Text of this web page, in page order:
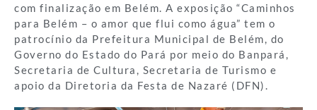
com finalização em Belém. A exposição “Caminhos
para Belém – o amor que flui como água” tem o
patrocínio da Prefeitura Municipal de Belém, do
Governo do Estado do Pará por meio do Banpará,
Secretaria de Cultura, Secretaria de Turismo e
apoio da Diretoria da Festa de Nazaré (DFN).